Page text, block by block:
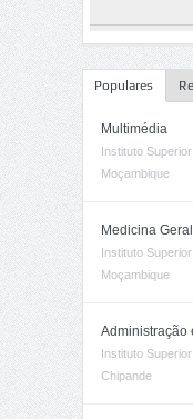
Populares
Multimédia
Instituto
Moçambique
Medicina Geral
Instituto
Moçambique
Administração
Instituto
Chipande